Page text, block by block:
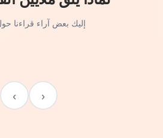
إليك بعض آراء قراءنا
‹
›